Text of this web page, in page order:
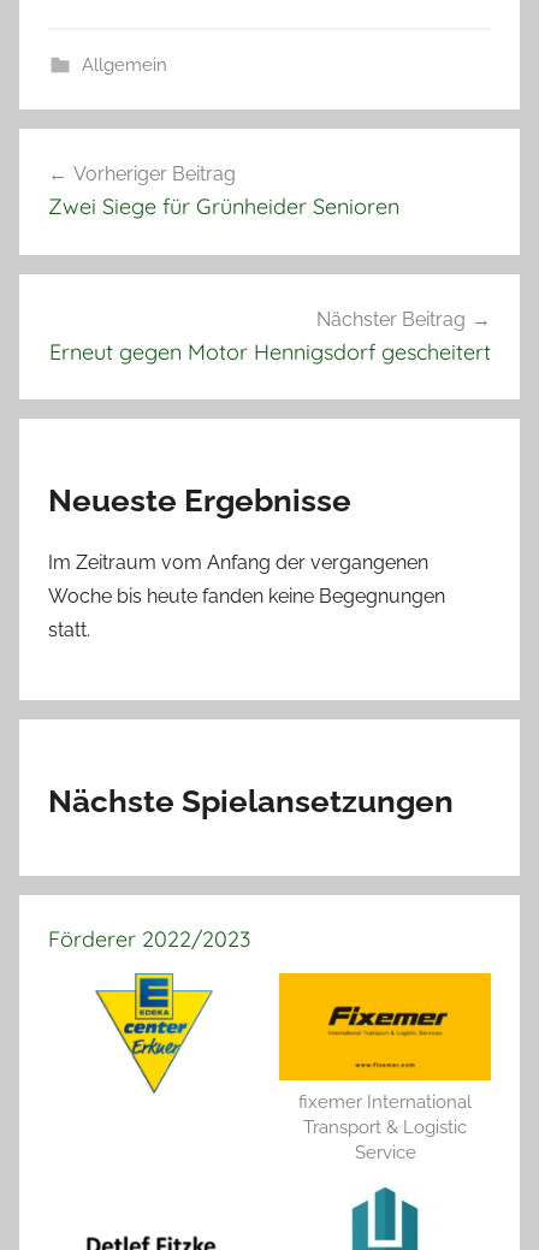
Allgemein
Vorheriger Beitrag
Zwei Siege für Grünheider Senioren
Nächster Beitrag
Erneut gegen Motor Hennigsdorf gescheitert
Neueste Ergebnisse
Im Zeitraum vom Anfang der vergangenen
Woche bis heute fanden keine Begegnungen
statt.
Nächste Spielansetzungen
Förderer 2022/2023
fixemer International
Transport & Logistic
Service